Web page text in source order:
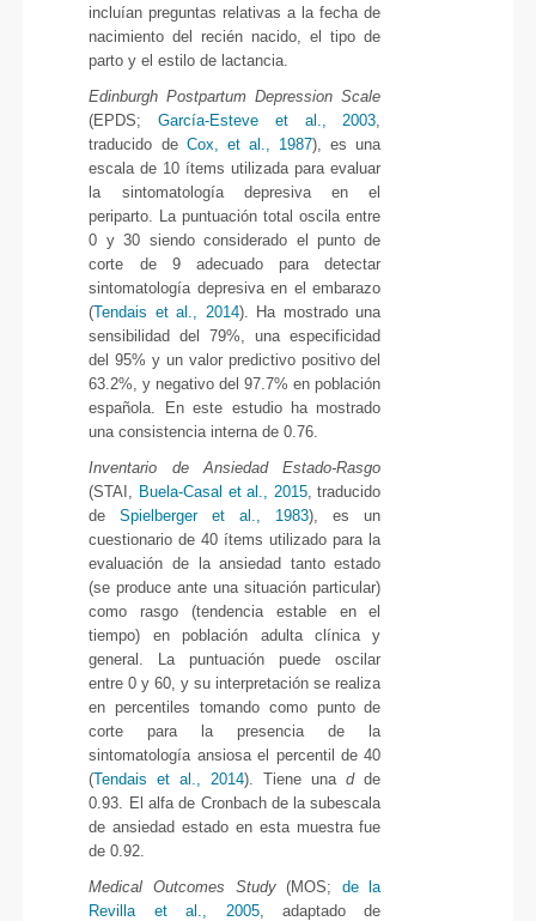
incluían preguntas relativas a la fecha de
nacimiento del recién nacido, el tipo de
parto y el estilo de lactancia.
Edinburgh Postpartum Depression Scale
(EPDS;García-Esteve et al., 2003
traducido de Cox, et al., 1987), es una
escala de 10 ítems utilizada para evaluar
la sintomatología depresiva en el
periparto. La puntuación total oscila entre
0 y 30 siendo considerado el punto de
corte de 9 adecuado para detectar
sintomatología depresiva en el embarazo
(Tendais et al., 2014). Ha mostrado una
sensibilidad del 79%, una especificidad
del 95% y un valor predictivo positivo del
63.2%, y negativo del 97.7% en población
española. En este estudio ha mostrado
una consistencia interna de 0.76.
Inventario de Ansiedad Estado-Rasgo
(STAI, Buela-Casal et al., 2015, traducido
deSpielberger et al., 1983), es un
cuestionario de 40 ítems utilizado para la
evaluación de la ansiedad tanto estado
(se produce ante una situación particular)
como rasgo (tendencia estable en el
tiempo) en población adulta clínica y
general. La puntuación puede oscilar
entre 0 y 60, y su interpretación se realiza
en percentiles tomando como punto de
corte para la presencia de la
sintomatología ansiosa el percentil de 40
(Tendais et al., 2014). Tiene unadde
0.93. El alfa de Cronbach de la subescala
de ansiedad estado en esta muestra fue
de 0.92.
Medical Outcomes Study(MOS; de la
Revilla et al., 2005, adaptado de